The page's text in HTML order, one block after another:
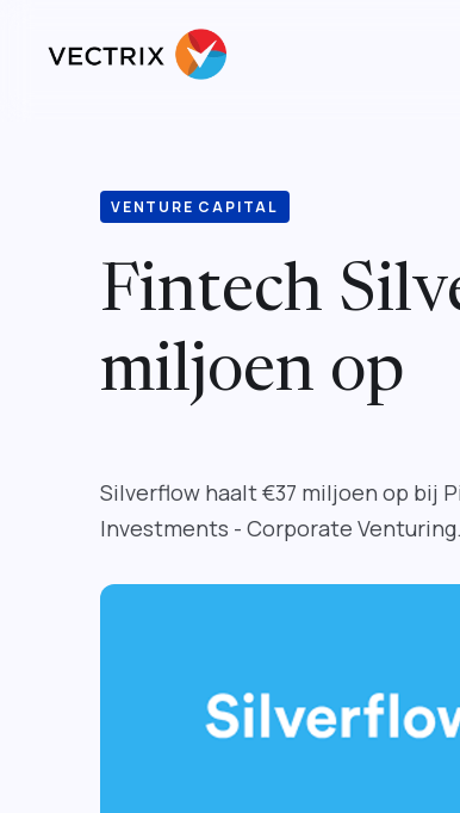
VENTURE CAPITAL
Fintech
miljoen op
Silverflow haalt €37 miljoen op bij
Investments - Corporate Venturing.